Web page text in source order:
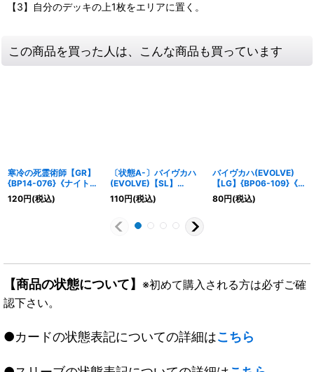
【3】自分のデッキの上1枚をエリアに置く。
この商品を買った人は、こんな商品も買っています
寒冷の死霊術師【GR】
{BP14-076}《ナイトメ
ア》
120円(税込)
〔状態A-〕バイヴカハ
(EVOLVE)【SL】
{BP06-SL21}《ニュー
トラル》
110円(税込)
バイヴカハ(EVOLVE)
【LG】{BP06-109}《ニ
ュートラル》
80円(税込)
【商品の状態について】 ※初めて購入される方は必ずご確
認下さい。
●カードの状態表記についての詳細はこちら